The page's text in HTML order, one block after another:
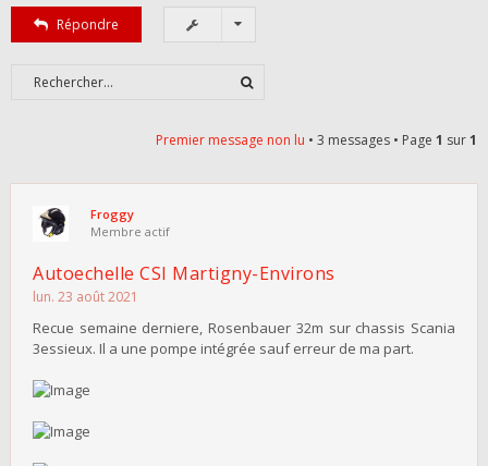
Répondre
Premier message non lu • 3 messages • Page 1 sur1
Froggy
Membre actif
Autoechelle CSI Martigny-Environs
lun. 23 août 2021
Recue semaine derniere, Rosenbauer 32m sur chassis Scania
3essieux. Il a une pompe intégrée sauf erreur de ma part.